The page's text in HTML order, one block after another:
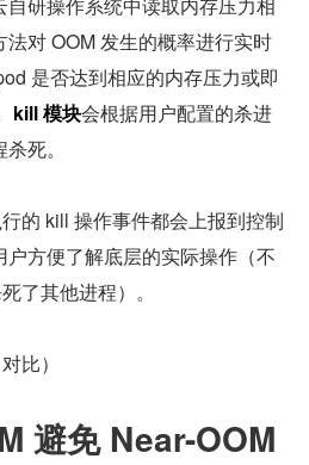
自研操作系统中读取内存压力相
对 OOM 发生的概率进行实时
是否达到相应的内存压力或即
kill 模块会根据用户配置的杀进
死。
的 kill 操作事件都会上报到控制
方便了解底层的实际操作（不
了其他进程）。
比）
避免 Near-OOM